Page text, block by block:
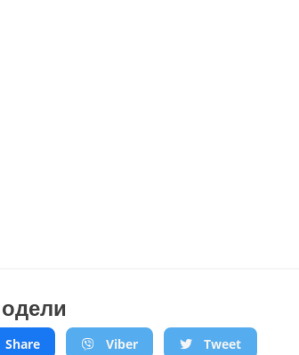
Share Viber
Tweet